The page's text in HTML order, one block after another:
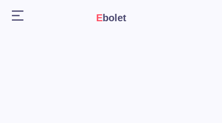
Ebolet